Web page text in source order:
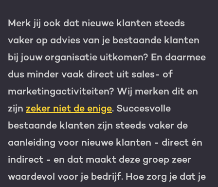
WEBSITE SERVICES
HubSpot websites
Membership portals
Haal alles uit je HubSpot licentie
Gratis portal scan
Nederlands Zoek
Merk jij ook dat nieuwe klanten steeds
vaker op advies van je bestaande klanten
bij jouw organisatie uitkomen? En daarmee
dus minder vaak direct uit sales- of
marketingactiviteiten? Wij merken dit en
zijn zeker niet de enige. Succesvolle
bestaande klanten zijn steeds vaker de
aanleiding voor nieuwe klanten - direct én
indirect - en dat maakt deze groep zeer
waardevol voor je bedrijf. Hoe zorg je dat je